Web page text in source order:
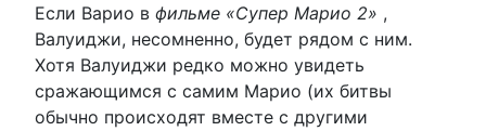
Если Варио в фильме «Супер Марио 2» ,
Валуиджи, несомненно, будет рядом с ним.
Хотя Валуиджи редко можно увидеть
сражающимся с самим Марио (их битвы
обычно происходят вместе с другими